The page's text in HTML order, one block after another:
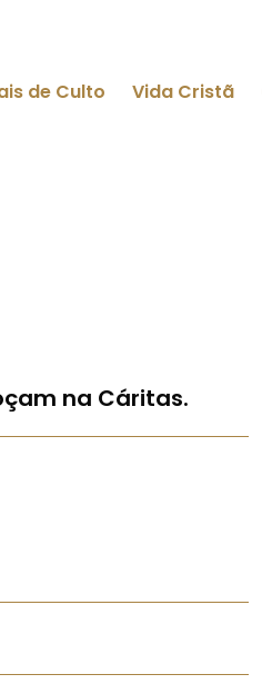
de Culto Vida Cristã
na Cáritas.